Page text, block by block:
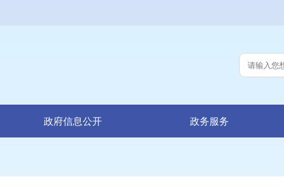
政府信息公开 政务服务